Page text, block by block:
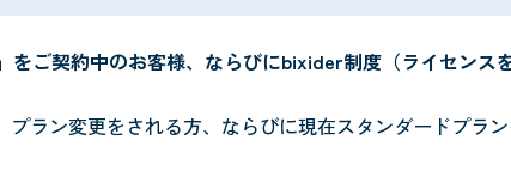
ご契約中のお客様、ならびにbixider制度（ライセンスを
ラン変更をされる方、ならびに現在スタンダードプラ